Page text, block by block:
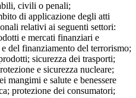
civili o penali;
di applicazione degli atti
relativi ai seguenti settori:
e mercati finanziari e
del finanziamento del terrorismo;
sicurezza dei trasporti;
e sicurezza nucleare;
mangimi e salute e benessere
protezione dei consumatori;